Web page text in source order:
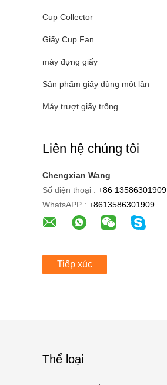
Cup Collector
Giấy Cup Fan
máy đựng giấy
Sản phẩm giấy dùng một lần
Máy trượt giấy trống
Liên hệ chúng tôi
Chengxian Wang
Số điện thoại : +86 13586301909
WhatsAPP : +8613586301909
Tiếp xúc
Thể loại